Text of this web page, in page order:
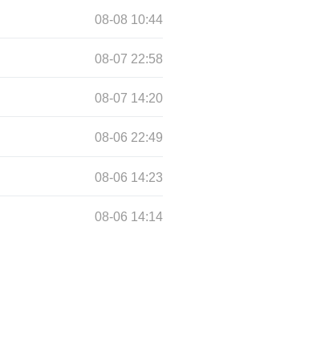
08-08 10:44
08-07 22:58
08-07 14:20
08-06 22:49
08-06 14:23
08-06 14:14